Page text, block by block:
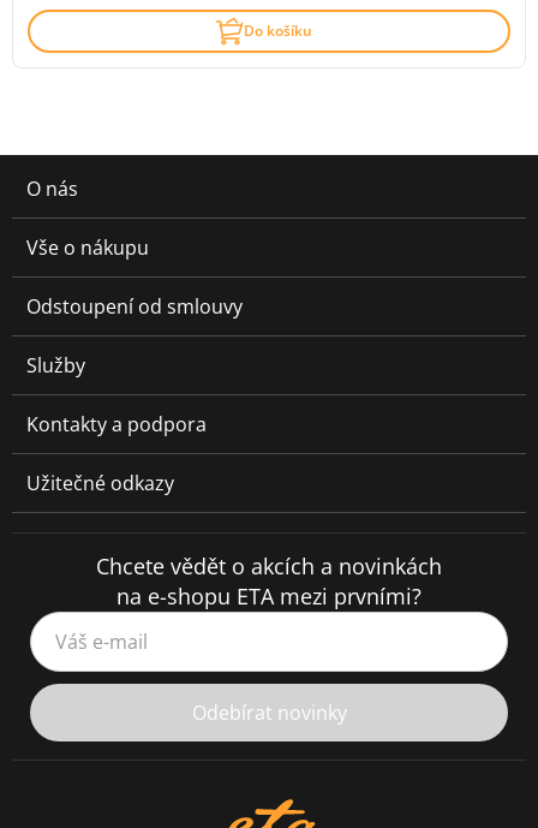
Do košíku
O nás
Vše o nákupu
Odstoupení od smlouvy
Služby
Kontakty a podpora
Užitečné odkazy
Chcete vědět o akcích a novinkách
na e-shopu ETA mezi prvními?
Váš e-mail
Odebírat novinky